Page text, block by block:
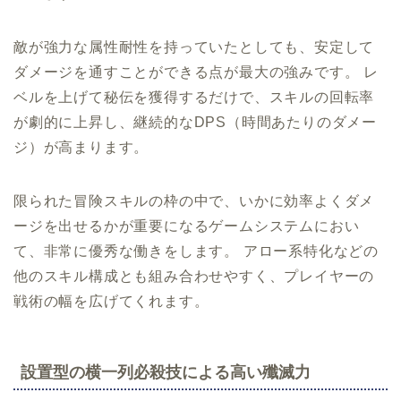
敵が強力な属性耐性を持っていたとしても、安定して
ダメージを通すことができる点が最大の強みです。 レ
ベルを上げて秘伝を獲得するだけで、スキルの回転率
が劇的に上昇し、継続的なDPS（時間あたりのダメー
ジ）が高まります。
限られた冒険スキルの枠の中で、いかに効率よくダメ
ージを出せるかが重要になるゲームシステムにおい
て、非常に優秀な働きをします。 アロー系特化などの
他のスキル構成とも組み合わせやすく、プレイヤーの
戦術の幅を広げてくれます。
設置型の横一列必殺技による高い殲滅力